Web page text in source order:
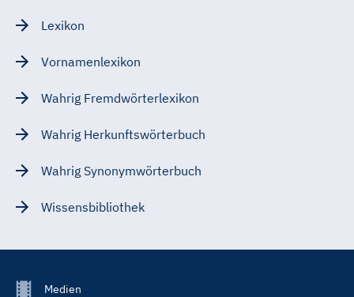
Lexikon
Vornamenlexikon
Wahrig Fremdwörterlexikon
Wahrig Herkunftswörterbuch
Wahrig Synonymwörterbuch
Wissensbibliothek
FooterMedien